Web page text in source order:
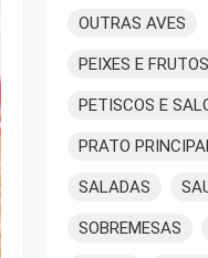
OUTRAS AVES
PEIXES E
PETISCOS E
PRATO
SALADAS
SOBREMESAS